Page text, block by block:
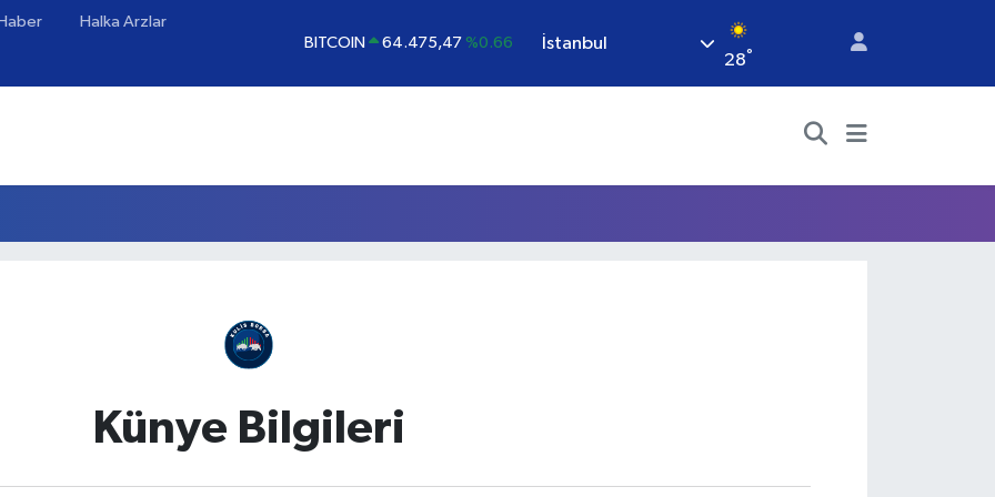
Halka Arzlar
BITCOIN 64.475,47 %0.66
DOLAR 47,5986 %0.06
BİST100 13.703 %0
İstanbul
28°
Künye Bilgileri